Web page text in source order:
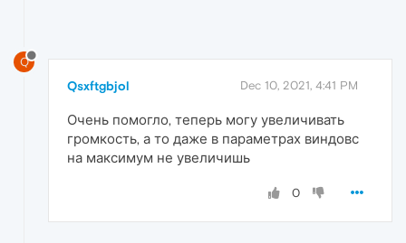
Q
Qsxftgbjol Dec 10, 2021, 4:41 PM
Очень помогло, теперь могу увеличивать
громкость, а то даже в параметрах виндовс
на максимум не увеличишь
0